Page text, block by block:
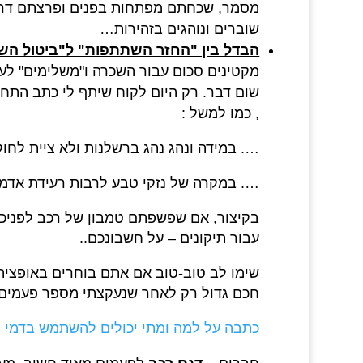
מסמר, שכחתם מפתחות בפנים ופרצתם
שוברים ונוהגים בזהירות…
הבדל בין "החזר השתתפות" ל"ביטול
מקטינים סכום עבור השכרה ו"משלימים"
שום דבר. רק היום לקוח שיתף לי כתב
, כמו למשל :
…. במידה ונהג נהג ברשלנות ולא ציית
…. במקרה של נזקי טבע לרבות רעידת
בקיצור, אם שפשפתם טמבון של רכב
עבור תיקונים – על חשבונכם..
שימו לב טוב-טוב אם אתם בוחרים
חכם גדול רק לאחר שנעקצתי מספר פעמים
כתבה על למה ומתי יכולים להשתמש בדמי